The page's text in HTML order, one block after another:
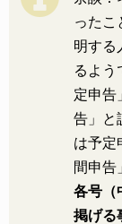
ったこ
明する
るよう
定申告
告」と
は予定
間申告
各号（
掲げる